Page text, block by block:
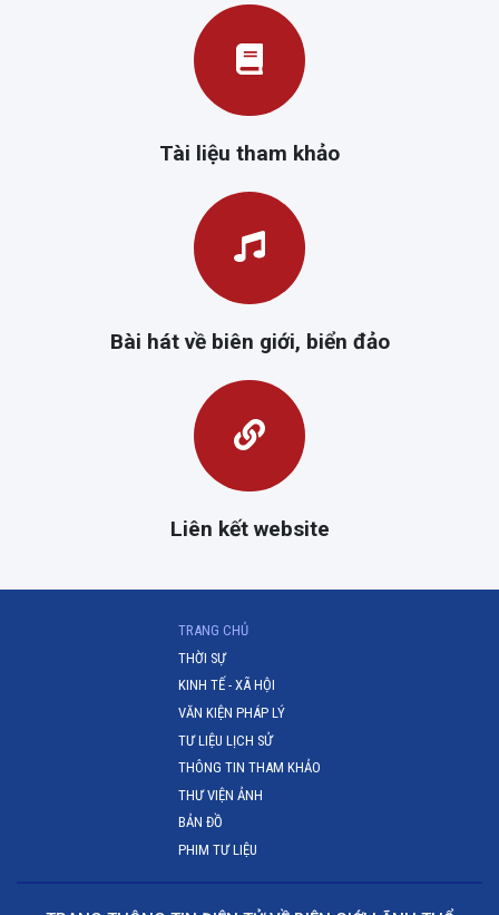
Tài liệu tham khảo
Bài hát về biên giới, biển đảo
Liên kết website
TRANG CHỦ(CURRENT)
THỜI SỰ
KINH TẾ - XÃ HỘI
VĂN KIỆN PHÁP LÝ
TƯ LIỆU LỊCH SỬ
THÔNG TIN THAM KHẢO
THƯ VIỆN ẢNH
BẢN ĐỒ
PHIM TƯ LIỆU